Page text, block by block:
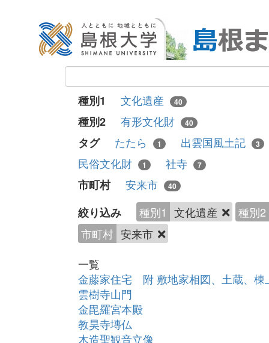
種別1 文化遺産 40
種別2 有形文化財 40
タグ たたら 1 出雲国風土記 3
民俗文化財 1 社寺 7
市町村 安来市 40
絞り込み 種別1 文化遺産
種別2
市町村 安来市
一覧
金藤家住宅 附 敷地家相図、土蔵、棟
雲樹寺山門
金毘羅宮本殿
教昊寺塼仏
木造聖観音立像